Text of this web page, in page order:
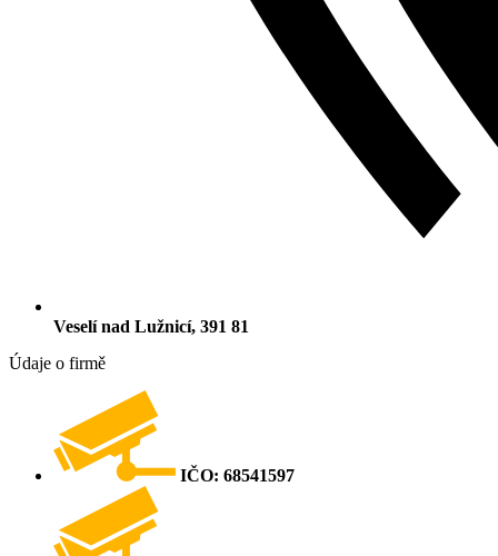
Veselí nad Lužnicí, 391 81
Údaje o firmě
IČO: 68541597